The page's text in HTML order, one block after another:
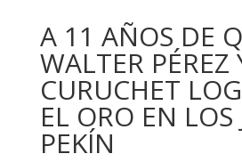
A 11 AÑOS DE
WALTER PÉREZ
CURUCHET
EL ORO EN LOS
PEKÍN